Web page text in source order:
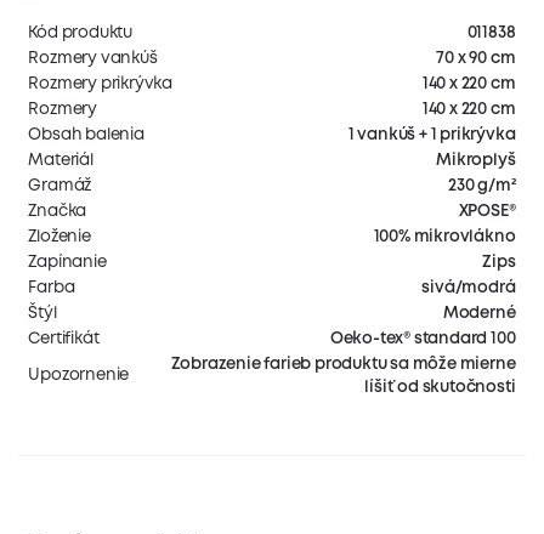
Kód produktu
011838
Rozmery vankúš
70 x 90 cm
Rozmery prikrývka
140 x 220 cm
Rozmery
140 x 220 cm
Obsah balenia
1 vankúš + 1 prikrývka
Materiál
Mikroplyš
Gramáž
230 g/m²
Značka
XPOSE®
Zloženie
100% mikrovlákno
Zapínanie
Zips
Farba
sivá/modrá
Štýl
Moderné
Certifikát
Oeko-tex® standard 100
Upozornenie
Zobrazenie farieb produktu sa môže mierne
líšiť od skutočnosti